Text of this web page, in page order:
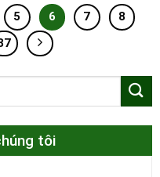
5 6 7
8
tôi